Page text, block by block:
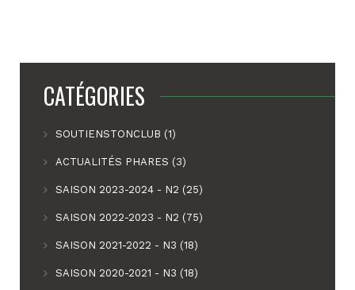
CATÉGORIES
SOUTIENSTONCLUB (1)
ACTUALITÉS PHARES (3)
SAISON 2023-2024 - N2 (25)
SAISON 2022-2023 - N2 (75)
SAISON 2021-2022 - N3 (18)
SAISON 2020-2021 - N3 (18)